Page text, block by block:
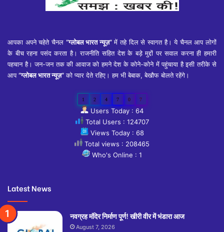
आपका अपने चहेते चैनल “ग्लोबल भारत न्यूज़”में तहे दिल से स्वागत है। ये चैनल आप लोगों
के बीच रहना पसंद करता है। राजनीति सहित देश के बड़े मुद्दों पर सवाल करना ही हमारी
पहचान है। जन-जन तक की आवाज को हमने देश के कोने-कोने में पहुंचाया है इसी तरीके से
आप“ग्लोबल भारत न्यूज़”को प्यार देते रहिए। हम भी बेबाक, बेखौफ बोलते रहेंगे।
1 2 4 7 0 7
Users Today : 64
Total Users : 124707
Views Today : 68
Total views : 208465
Who's Online : 1
Latest News
नवग्रह मंदिर निर्माण पूर्ण! खीरी वीर में भंडारा आज
August 7, 2026